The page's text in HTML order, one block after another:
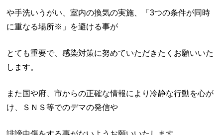
や手洗いうがい、室内の換気の実施、「3つの条件が同時
に重なる場所※」を避ける事が
とても重要で、感染対策に努めていただきたくお願いいた
します。
また国や府、市からの正確な情報により冷静な行動を心が
け、ＳＮＳ等でのデマの発信や